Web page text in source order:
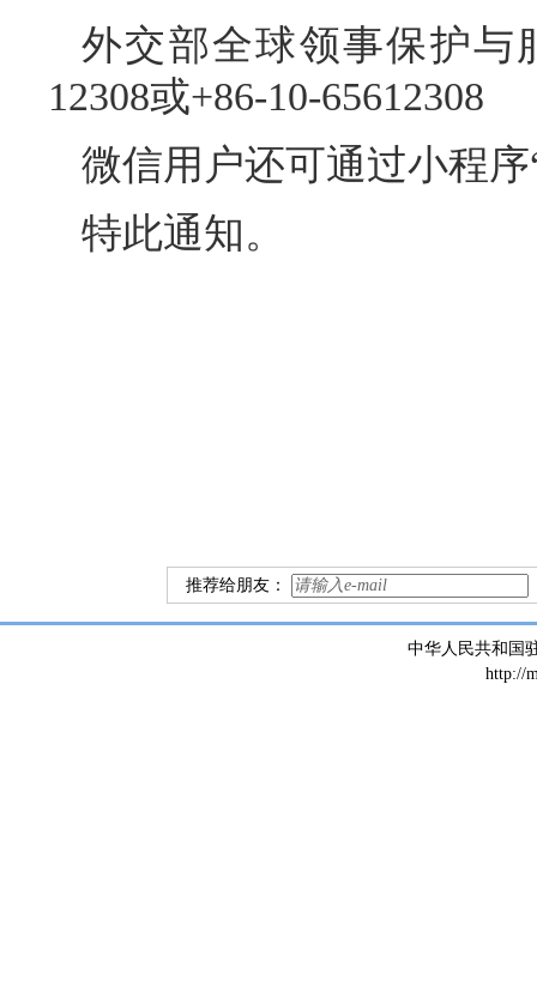
外交部全球领事保护与
12308或+86-10-65612308
微信用户还可通过小程
特此通知。
推荐给朋友：
中华人民共和国
http://